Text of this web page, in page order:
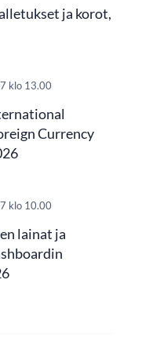
ja korot,
klo 13.00
Currency
klo 10.00
lainat ja